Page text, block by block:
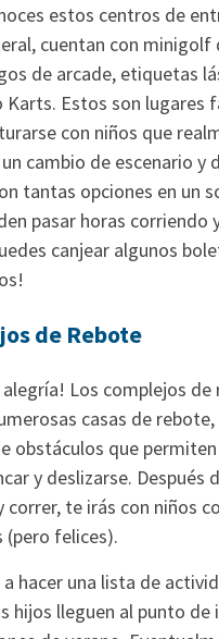
estos centros de
cuentan con minigolf
de arcade, etiquetas
Karts. Estos son lugares
con niños que
cambio de escenario y
tantas opciones en un
pasar horas corriendo
canjear algunos
de Rebote
alegría! Los complejos de
casas de
obstáculos que
y deslizarse. Después
correr, te irás con niños
(pero felices).
a hacer una lista de
hijos lleguen al punto de